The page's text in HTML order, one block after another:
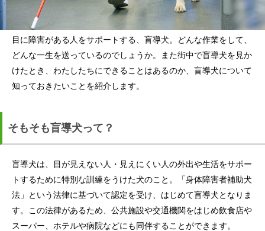
目に障害がある人をサポートする、盲導犬。どんな作業をして、
どんな一生を送っているのでしょうか。また街中で盲導犬を見か
けたとき、わたしたちにできることはあるのか、盲導犬について
知っておきたいことを紹介します。
そもそも盲導犬って？
盲導犬は、目が見えない人・見えにくい人の外出や生活をサポー
トするために特別な訓練をうけた犬のこと。「身体障害者補助犬
法」という法律に基づいて認定を受け、はじめて盲導犬となりま
す。この法律があるため、公共施設や交通機関をはじめ飲食店や
スーパー、ホテルや病院などにも同伴することができます。